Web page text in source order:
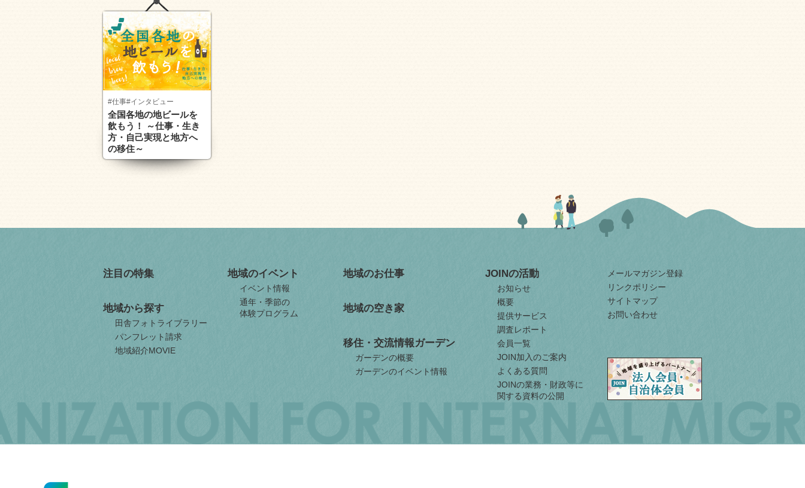
#仕事#インタビュー
全国各地の地ビールを
飲もう！ ～仕事・生き
方・自己実現と地方へ
の移住～
注目の特集
地域から探す
田舎フォトライブラリー
パンフレット請求
地域紹介MOVIE
地域のイベント
イベント情報
通年・季節の
体験プログラム
地域のお仕事
地域の空き家
移住・交流情報ガーデン
ガーデンの概要
ガーデンのイベント情報
JOINの活動
お知らせ
概要
提供サービス
調査レポート
会員一覧
JOIN加入のご案内
よくある質問
JOINの業務・財政等に
関する資料の公開
メールマガジン登録
リンクポリシー
サイトマップ
お問い合わせ
JAPAN
ORGANIZATION
FOR
INTERNAL